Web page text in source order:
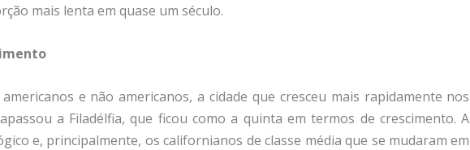
mais lenta em quase um século.
e não americanos, a cidade que cresceu mais rapidamente nos
a Filadélfia, que ficou como a quinta em termos de crescimento. A
e, principalmente, os californianos de classe média que se mudaram em